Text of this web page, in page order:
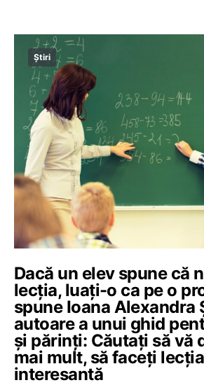
Știri
Dacă un elev spune că
lecția, luați-o ca pe o
spune Ioana Alexandra
autoare a unui ghid
și părinți: Căutați să vă
mai mult, să faceți
interesantă